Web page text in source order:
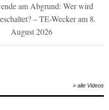
am Abgrund: Wer wird
– TE-Wecker am 8.
August 2026
» alle Videos